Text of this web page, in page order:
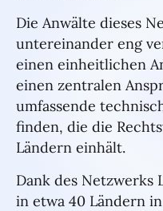
Die Anwälte dieses
untereinander eng
einen einheitlichen
einen zentralen
umfassende
finden, die die
Ländern einhält.
Dank des Netzwerks
in etwa 40 Ländern